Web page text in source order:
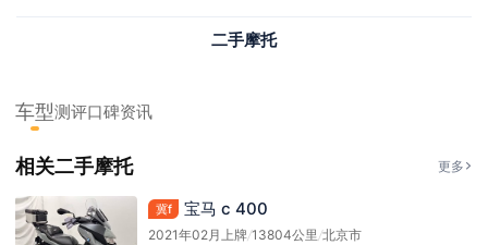
二手摩托
车型测评口碑资讯
相关二手摩托 更多
冀f 宝马 c 400
2021年02月上牌/13804公里 /北京市